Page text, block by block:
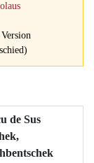
de Sus